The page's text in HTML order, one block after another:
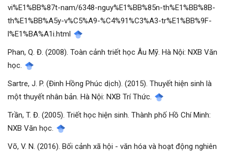
vi%E1%BB%87t-nam/6348-nguy%E1%BB%85n-th%E1%BB%8B-
th%E1%BB%A5y-v%C5%A9-%C4%91%C3%A3-tr%E1%BB%9F-
l%E1%BA%A1i.html
Phan, Q. Đ. (2008). Toàn cảnh triết học Âu Mỹ. Hà Nội: NXB Văn
học.
Sartre, J. P. (Đinh Hồng Phúc dịch). (2015). Thuyết hiện sinh là
một thuyết nhân bản. Hà Nội: NXB Trí Thức.
Trần, T. Đ. (2005). Triết học hiện sinh. Thành phố Hồ Chí Minh:
NXB Văn học.
Võ, V. N. (2016). Bối cảnh xã hội - văn hóa và hoạt động nghiên